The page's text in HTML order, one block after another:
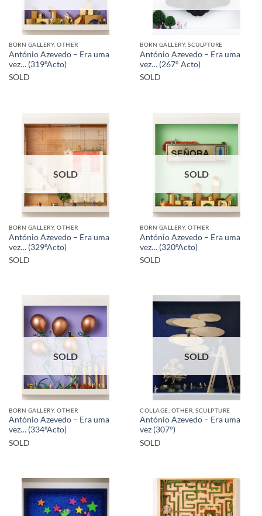
BORN GALLERY, OTHER
António Azevedo – Era uma
vez… (319ºActo)
SOLD
BORN GALLERY, SCULPTURE
António Azevedo – Era uma
vez… (267° Acto)
SOLD
SOLD
BORN GALLERY, OTHER
António Azevedo – Era uma
vez… (329ºActo)
SOLD
SOLD
BORN GALLERY, OTHER
António Azevedo – Era uma
vez… (320ºActo)
SOLD
SOLD
BORN GALLERY, OTHER
António Azevedo – Era uma
vez… (334ºActo)
SOLD
SOLD
COLLAGE, OTHER, SCULPTURE
António Azevedo – Era uma
vez (307°)
SOLD